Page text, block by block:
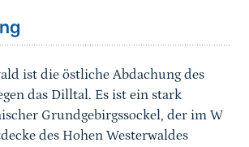
ist die östliche Abdachung des
das Dilltal. Es ist ein stark
Grundgebirgssockel, der im W
des Hohen Westerwaldes